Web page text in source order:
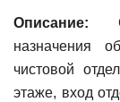
Описание:
назначения
чистовой
этаже, вход